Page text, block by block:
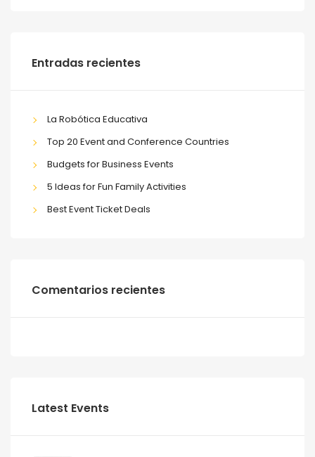
Entradas recientes
La Robótica Educativa
Top 20 Event and Conference Countries
Budgets for Business Events
5 Ideas for Fun Family Activities
Best Event Ticket Deals
Comentarios recientes
Latest Events